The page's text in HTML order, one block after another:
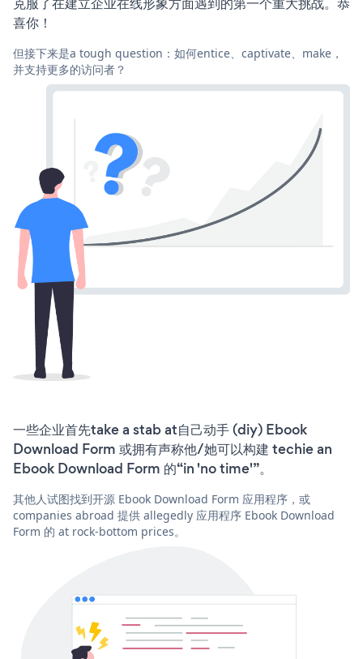
喜你！
但接下来是a tough question：如何entice、captivate、make，
并支持更多的访问者？
一些企业首先take a stab at自己动手 (diy) Ebook
Download Form 或拥有声称他/她可以构建 techie an
Ebook Download Form 的“in 'no time'”。
其他人试图找到开源 Ebook Download Form 应用程序，或
companies abroad 提供 allegedly 应用程序 Ebook Download
Form 的 at rock-bottom prices。